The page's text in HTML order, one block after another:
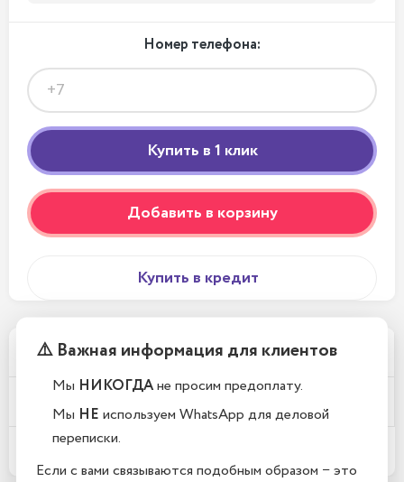
Номер телефона:
Добавить в корзину
Купить в кредит
Почему у вас такие низкие цены?
Какой срок гарантии?
⚠️ Важная информация для клиентов
Мы НИКОГДАне просим предоплату.
Мы НЕ используем WhatsApp для деловой
переписки.
Если с вами связываются подобным образом − это